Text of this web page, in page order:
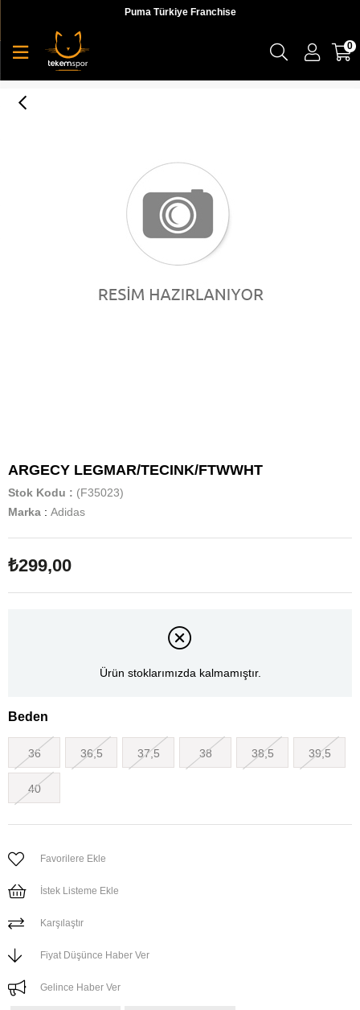
Puma Türkiye Franchise
0
ARGECY LEGMAR/TECINK/FTWWHT
Stok Kodu
(F35023)
Marka : Adidas
₺299,00
Ürün stoklarımızda kalmamıştır.
Beden
36 36,5 37,5 38 38,5 39,5
40
Favorilere Ekle
İstek Listeme Ekle
Karşılaştır
Fiyat Düşünce Haber Ver
Gelince Haber Ver